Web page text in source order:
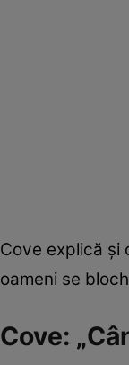
Cove explică și
oameni se
Cove: